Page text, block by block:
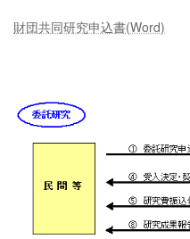
財団共同研究申込書(Word)